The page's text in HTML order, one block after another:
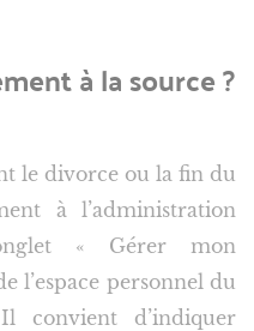
à la source ?
le divorce ou la fin du
à l’administration
« Gérer mon
l’espace personnel du
convient d’indiquer